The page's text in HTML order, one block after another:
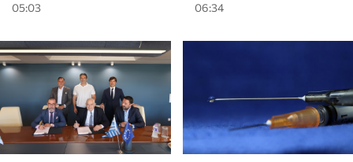
05:03
06:34